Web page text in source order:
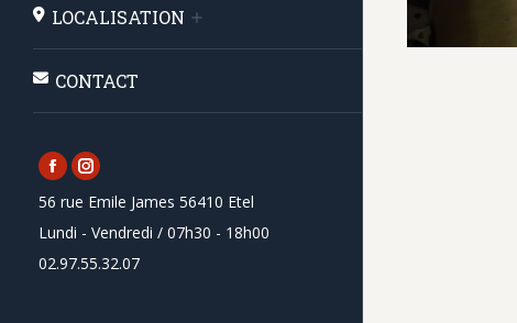
LOCALISATION
CONTACT
Facebook
page
opens
in
Instagram
page
opens
in
56 rue Emile James 56410 Etel
Lundi - Vendredi / 07h30 - 18h00
02.97.55.32.07